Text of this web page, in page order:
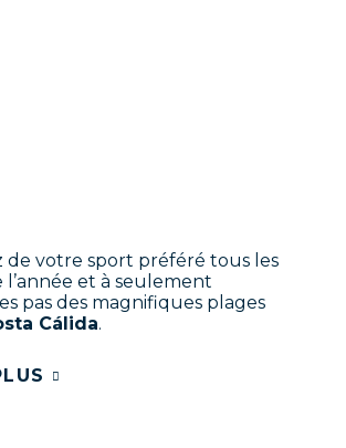
de votre sport préféré tous les
l’année et à seulement
pas des magnifiques plages
Cálida.